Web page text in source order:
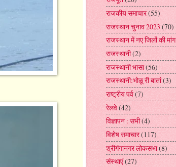
राजकीय समाचार(55)
राजस्थान चुनाव 2023 (70)
राजस्थान में नए जिलों की मांग
राजस्थानी(2)
राजस्थानी भासा(56)
राजस्थानी:भोळू री बातां(3)
राष्ट्रीय पर्व(7)
रेलवे(42)
विज्ञापन : सभी(4)
विशेष समाचार(117)
श्रीगंगानगर लोकसभा(8)
संस्थाएं(27)